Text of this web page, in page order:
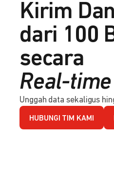
Kirim
dari 100
secara
Real-time
Unggah data sekaligus
HUBUNGI TIM KAMI